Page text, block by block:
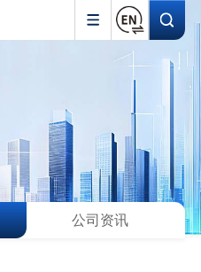
公司资讯